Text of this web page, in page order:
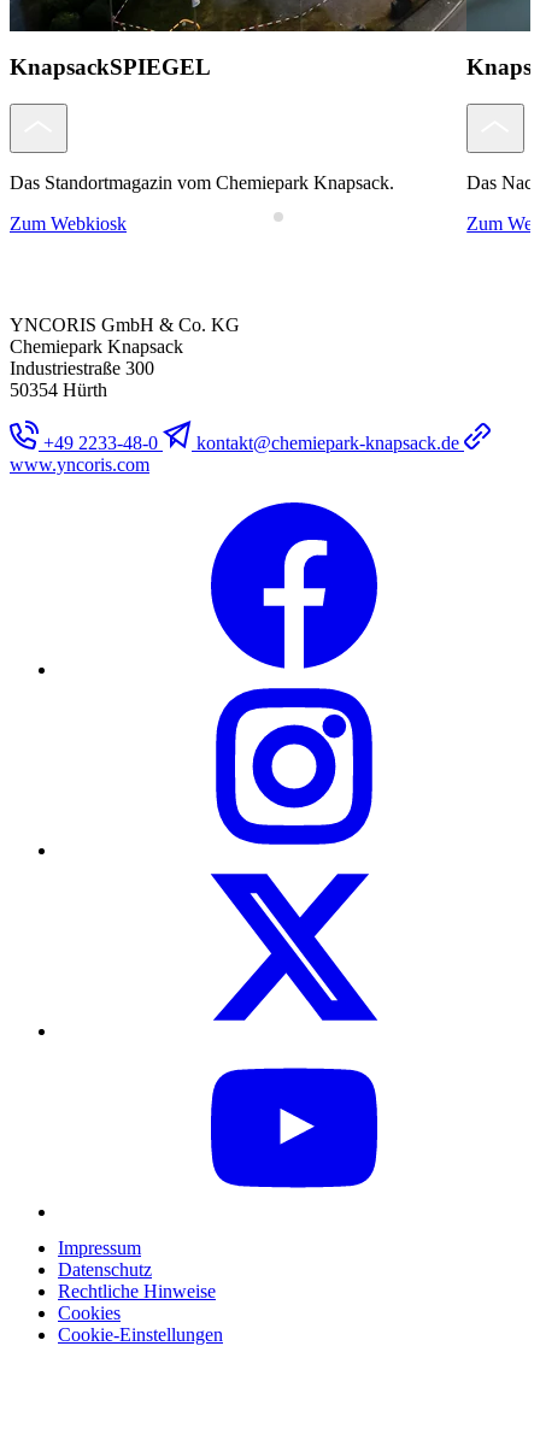
KnapsackSPIEGEL
Das Standortmagazin vom Chemiepark Knapsack.
Zum Webkiosk
Das
Zum
YNCORIS GmbH & Co. KG
Chemiepark Knapsack
Industriestraße 300
50354 Hürth
+49 2233-48-0
kontakt@chemiepark-knapsack.de
www.yncoris.com
Impressum
Datenschutz
Rechtliche Hinweise
Cookies
Cookie-Einstellungen